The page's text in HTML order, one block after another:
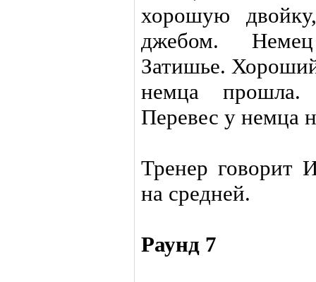
хорошую
джебом.
Затишье.
немца
Перевес у немца
Тренер говорит
на средней.
Раунд 7